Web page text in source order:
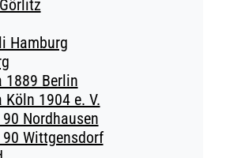
Hamburg
1889 Berlin
Köln 1904 e. V.
90 Nordhausen
90 Wittgensdorf